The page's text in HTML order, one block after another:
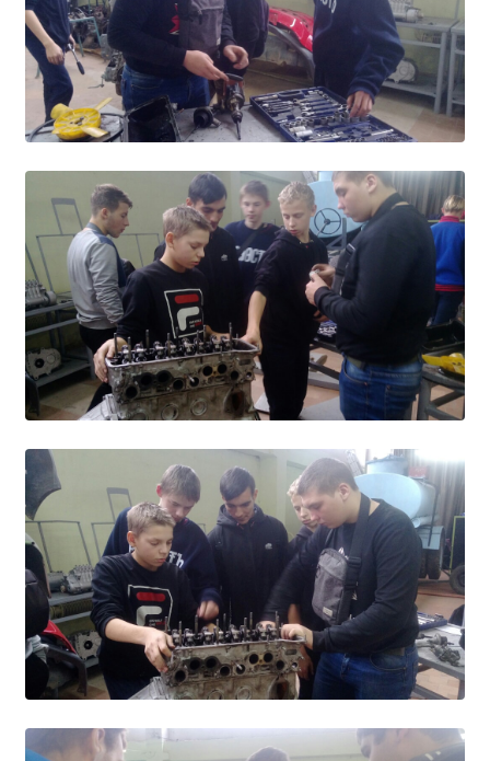
Основные сведения
Структура и органы управления образовательной
организацией
Документы
Образование
Образовательные стандарты и требования
Руководство
Педагогический состав
Материально-техническое обеспечение и
оснащенность образовательного процесса.
Доступная среда
Стипендии и меры поддержки обучающихся
Платные образовательные услуги
Финансово-хозяйственная деятельность
Международное сотрудничество
Организация питания в образовательной
организации
УЧЕБНАЯ РАБОТА
Расписание занятий
Заочное отделение
Локальные акты
ВОСПИТАТЕЛЬНАЯ РАБОТА